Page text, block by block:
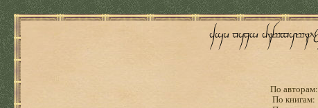
По авторам:
По книгам: